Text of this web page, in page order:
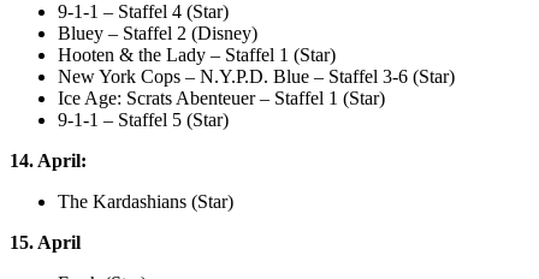
9-1-1 – Staffel 4 (Star)
Bluey – Staffel 2 (Disney)
Hooten & the Lady – Staffel 1 (Star)
New York Cops – N.Y.P.D. Blue – Staffel 3-6 (Star)
Ice Age: Scrats Abenteuer – Staffel 1 (Star)
9-1-1 – Staffel 5 (Star)
14. April:
The Kardashians (Star)
15. April